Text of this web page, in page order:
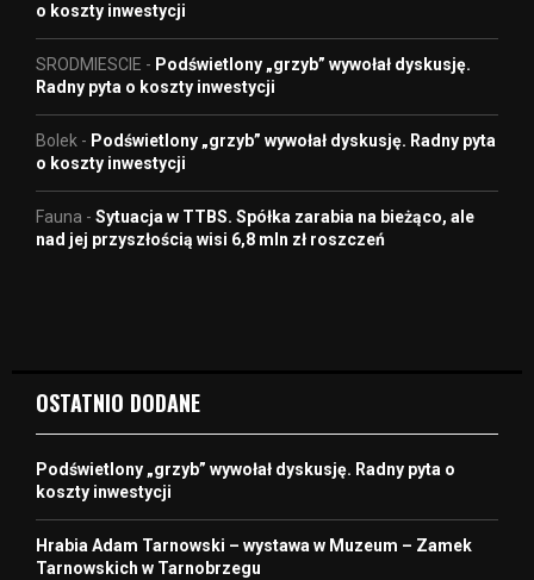
o koszty inwestycji
SRODMIESCIE - Podświetlony „grzyb” wywołał dyskusję.
Radny pyta o koszty inwestycji
Bolek - Podświetlony „grzyb” wywołał dyskusję. Radny pyta
o koszty inwestycji
Fauna - Sytuacja w TTBS. Spółka zarabia na bieżąco, ale
nad jej przyszłością wisi 6,8 mln zł roszczeń
OSTATNIO DODANE
Podświetlony „grzyb” wywołał dyskusję. Radny pyta o
koszty inwestycji
Hrabia Adam Tarnowski – wystawa w Muzeum – Zamek
Tarnowskich w Tarnobrzegu